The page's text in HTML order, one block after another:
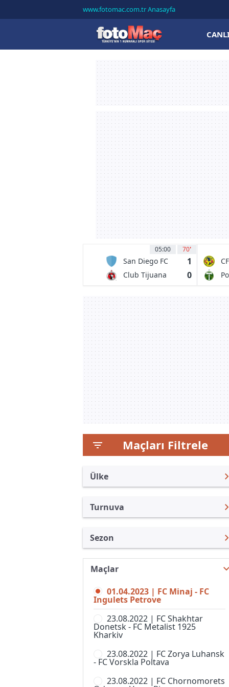
www.fotomac.com.tr Anasayfa
05:00 70'
San Diego FC 1
Club Tijuana
0
Maçları Filtrele
Ülke
Ukrayna
Türkiye
Uluslararası
Uluslararası Kulüpler
Turkiye
İngiltere
İspanya
Almanya Amatör
Turnuva
Persha Ligi
Süper Kupa
U21 Şampiyonası
Ukrayna Kupası
Sezon
Premier Lig 26/27
Premier Lig 25/26
Premier Lig 24/25
Premier Lig 23/24
Premier Lig 21/22
Premier Lig 20/21
Maçlar
01.04.2023 | FC Minaj - FC
Ingulets Petrove
23.08.2022 | FC Shakhtar
Donetsk - FC Metalist 1925
Kharkiv
23.08.2022 | FC Zorya Luhansk
- FC Vorskla Poltava
23.08.2022 | FC Chornomorets